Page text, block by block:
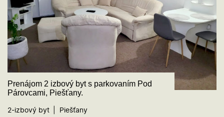
Prenájom 2 izbový byt s parkovaním Pod
Párovcami, Piešťany.
2-izbový byt
Piešťany